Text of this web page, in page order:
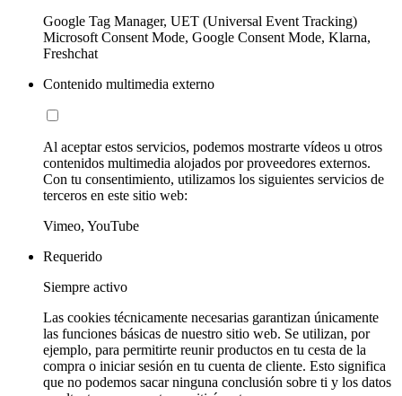
Google Tag Manager, UET (Universal Event Tracking)
Microsoft Consent Mode, Google Consent Mode, Klarna,
Freshchat
Contenido multimedia externo
Al aceptar estos servicios, podemos mostrarte vídeos u otros
contenidos multimedia alojados por proveedores externos.
Con tu consentimiento, utilizamos los siguientes servicios de
terceros en este sitio web:
Vimeo, YouTube
Requerido
Siempre activo
Las cookies técnicamente necesarias garantizan únicamente
las funciones básicas de nuestro sitio web. Se utilizan, por
ejemplo, para permitirte reunir productos en tu cesta de la
compra o iniciar sesión en tu cuenta de cliente. Esto significa
que no podemos sacar ninguna conclusión sobre ti y los datos